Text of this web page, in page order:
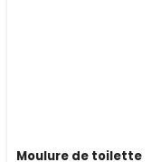
Moulure de toilette